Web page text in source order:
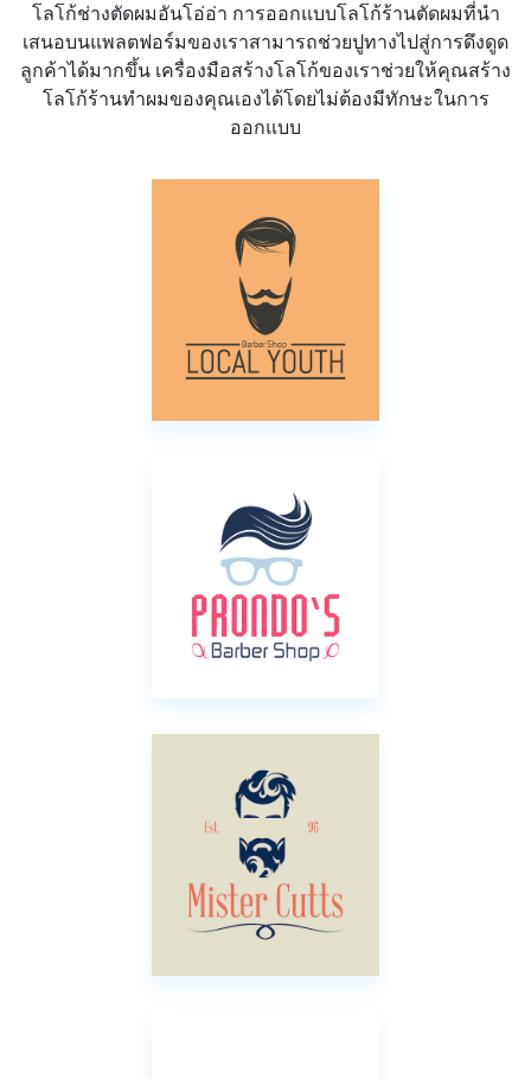
โลโก้ช่างตัดผมอันโอ่อ่า การออกแบบโลโก้ร้านตัดผมที่นำ
เสนอบนแพลตฟอร์มของเราสามารถช่วยปูทางไปสู่การดึงดูด
ลูกค้าได้มากขึ้น เครื่องมือสร้างโลโก้ของเราช่วยให้คุณสร้าง
โลโก้ร้านทำผมของคุณเองได้โดยไม่ต้องมีทักษะในการ
ออกแบบ